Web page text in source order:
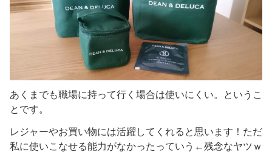
あくまでも職場に持って行く場合は使いにくい。というこ
とです。
レジャーやお買い物には活躍してくれると思います！ただ
私に使いこなせる能力がなかったっていう←残念なヤツｗ